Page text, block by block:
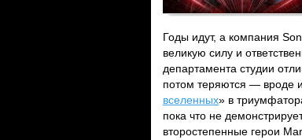
Годы идут, а компания
великую силу и
департамента студии
потом теряются — вроде
вселенных» в
пока что не
второстепенные герои